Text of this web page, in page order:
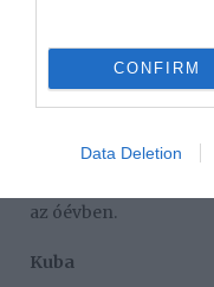
CONFIRM
Data Deletion
Vietnámban az újév
kezdődik. Mozgó
lakozik, aki az újév
az óévben.
Kuba